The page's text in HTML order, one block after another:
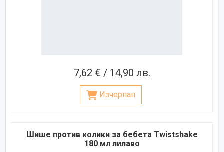
7,62 € / 14,90 лв.
Изчерпан
Шише против колики за бебета Twistshake
180 мл лилаво